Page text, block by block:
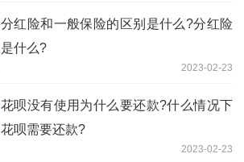
分红险和一般保险的区别是什么?分红险
是什么?
2023-02-23
花呗没有使用为什么要还款?什么情况下
花呗需要还款?
2023-02-23